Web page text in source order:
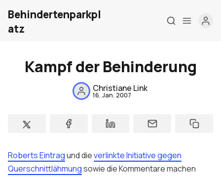
Über mich
London Barrierefrei
Behindertenparkpl
atz
Kampf der Behinderung
Christiane Link
16. Jan. 2007
Roberts Eintragund dieverlinkte Initiative gegen
Querschnittlähmungsowie die Kommentare machen